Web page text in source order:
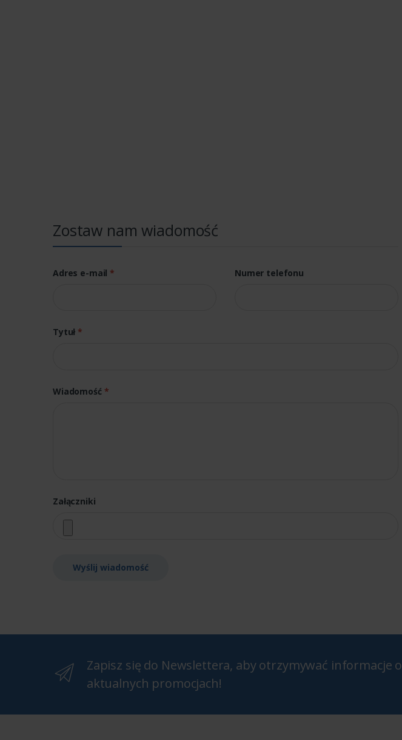
Zostaw nam wiadomość
Adres e-mail * Numer telefonu
Tytuł *
Wiadomość *
Załączniki
Wyślij wiadomość
Zapisz się do Newslettera, aby otrzymywać informacje o
aktualnych promocjach!